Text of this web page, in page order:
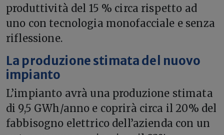
produttività del 15 % circa rispetto ad
uno con tecnologia monofacciale e senza
riflessione.
La produzione stimata del nuovo
impianto
L’impianto avrà una produzione stimata
di 9,5 GWh/anno e coprirà circa il 20% del
fabbisogno elettrico dell’azienda con un